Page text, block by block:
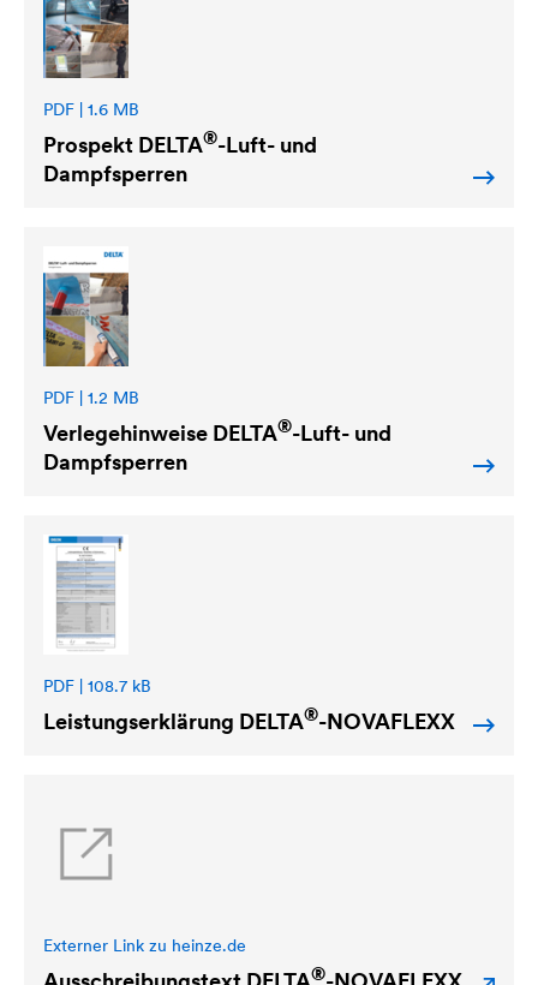
PDF | 1.6 MB
Prospekt DELTA®-Luft- und
Dampfsperren
PDF | 1.2 MB
Verlegehinweise DELTA®-Luft- und
Dampfsperren
PDF | 108.7 kB
Leistungserklärung DELTA®-NOVAFLEXX
Externer Link zu heinze.de
®